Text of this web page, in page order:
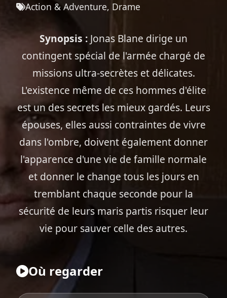
Action & Adventure, Drame
Synopsis : Jonas Blane dirige un
contingent spécial de l'armée chargé de
missions ultra-secrètes et délicates.
L'existence même de ces hommes d'élite
est un des secrets les mieux gardés. Leurs
épouses, elles aussi contraintes de vivre
dans l'ombre, doivent également donner
l'apparence d'une vie de famille normale
et donner le change tous les jours en
tremblant chaque seconde pour la
sécurité de leurs maris partis risquer leur
vie pour sauver celle des autres.
Où regarder